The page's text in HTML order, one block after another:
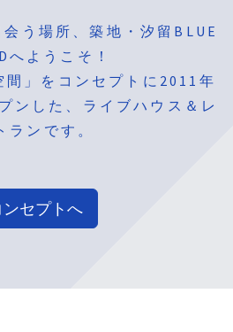
う場所、築地・汐留BLUE
へようこそ！
間」をコンセプトに2011年
ンした、ライブハウス＆レ
ランです。
ンセプトへ